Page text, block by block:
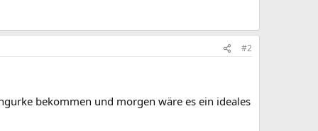
#2
bekommen und morgen wäre es ein ideales